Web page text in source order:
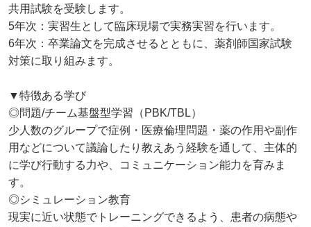
共用試験を受験します。
5年次：実習生として臨床現場で実務実習を行います。
6年次：卒業論文を完成させるとともに、薬剤師国家試験
対策に取り組みます。
▼特徴ある学び
◎問題/チーム基盤型学習（PBK/TBL）
少人数のグループで症例・医療倫理問題・薬の作用や副作
用などについて議論したり教えあう経験を通して、主体的
に学び行動する力や、コミュニケーション能力を育みま
す。
◎シミュレーション教育
現実に近い状態でトレーニングできるよう、患者の病態や